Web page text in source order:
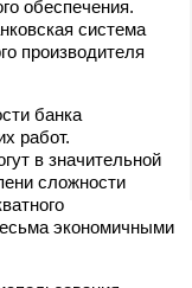
обеспечения.
система
производителя
банка
работ.
в значительной
сложности
экономичными